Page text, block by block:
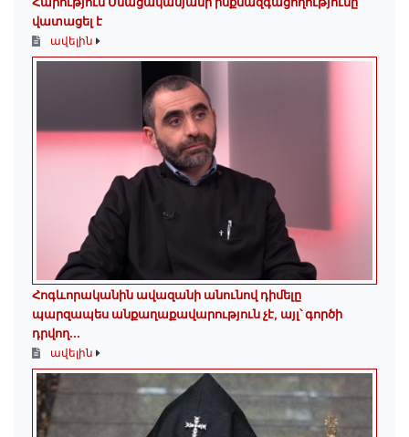
վատացել է
ավելին
Հոգևորականին ավազանի անունով դիմելը
պարզապես անքաղաքավարություն չէ, այլ՝ գործի
դրվող...
ավելին